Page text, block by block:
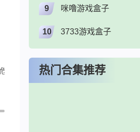
9 咪噜游戏盒子
10 3733游戏盒子
热门合集推荐